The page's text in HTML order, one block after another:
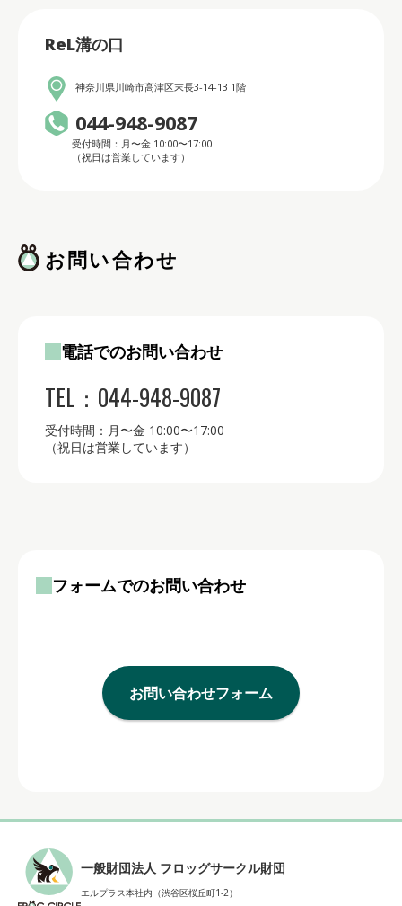
ReL溝の口
神奈川県川崎市高津区末長3-14-13 1階
044-948-9087
受付時間：月〜金 10:00〜17:00
（祝日は営業しています）
お問い合わせ
電話でのお問い合わせ
TEL：044-948-9087
受付時間：月〜金 10:00〜17:00
（祝日は営業しています）
フォームでのお問い合わせ
お問い合わせフォーム
一般財団法人 フロッグサークル財団
エルプラス本社内（渋谷区桜丘町1-2）